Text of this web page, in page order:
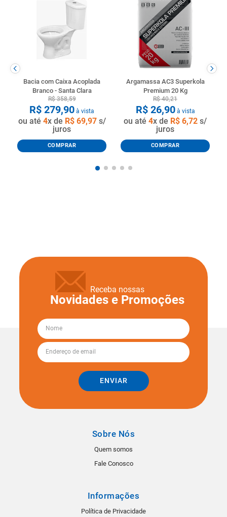
Bacia com Caixa Acoplada
Branco - Santa Clara
R$ 358,59
R$ 279,90 à vista
ou até 4x de R$ 69,97s/
juros
COMPRAR
Argamassa AC3 Superkola
Premium 20 Kg
R$ 40,21
R$ 26,90à vista
ou até 4x de R$ 6,72 s/
juros
COMPRAR
Receba nossas
Novidades e Promoções
ENVIAR
Sobre Nós
Quem somos
Fale Conosco
Informações
Política de Privacidade